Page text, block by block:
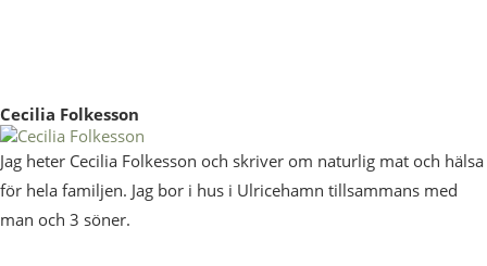
Cecilia Folkesson
Jag heter Cecilia Folkesson och skriver om naturlig mat och hälsa
för hela familjen. Jag bor i hus i Ulricehamn tillsammans med
man och 3 söner.